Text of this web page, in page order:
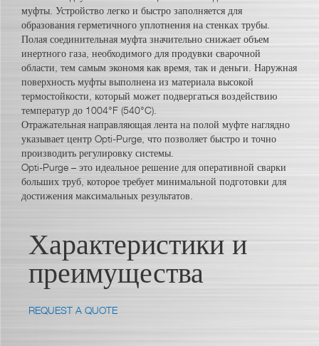
муфты. Устройство легко и быстро заполняется для
образования герметичного уплотнения на стенках трубы.
Полая соединительная муфта значительно снижает объем
инертного газа, необходимого для продувки сварочной
области, тем самым экономя как время, так и деньги. Наружная
поверхность муфты выполнена из материала высокой
термостойкости, который может подвергаться воздействию
температур до 1004°F (540°C).
Отражательная направляющая лента на полой муфте наглядно
указывает центр Opti-Purge, что позволяет быстро и точно
производить регулировку системы.
Opti-Purge – это идеальное решение для оперативной сварки
больших труб, которое требует минимальной подготовки для
достижения максимальных результатов.
Характеристики и
преимущества
REQUEST A QUOTE